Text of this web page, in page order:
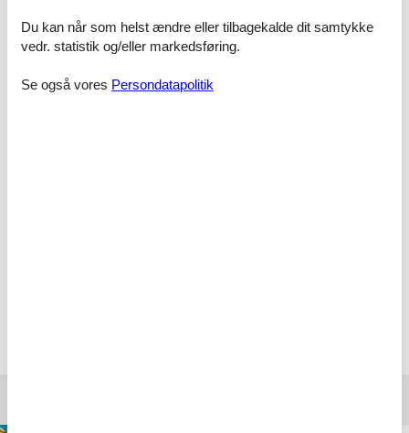
Kundevurderinger af Feline Holidays
Du kan når som helst ændre eller tilbagekalde dit samtykke
vedr. statistik og/eller markedsføring.
Se også vores Persondatapolitik